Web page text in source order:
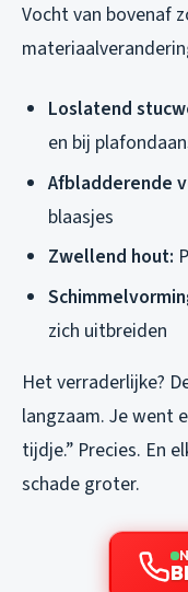
Vocht van bovenaf
Loslatend
en bij
Afbladderende
blaasjes
Zwellend hout:
zich uitbreiden
Het verraderlijke?
langzaam. Je went
tijdje.” Precies. En
schade groter.